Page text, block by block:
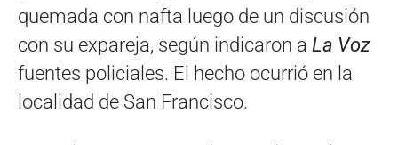
quemada con nafta luego de un discusión
con su expareja, según indicaron a La Voz
fuentes policiales. El hecho ocurrió en la
localidad de San Francisco.